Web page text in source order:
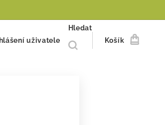
uživatele
Hledat
Košík